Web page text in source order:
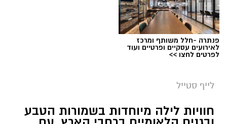
אלדה נתנאל / 09:24 07.08.26
פנתרה -חלל משותף ומרכז
לאירועים עסקיים ופרטיים ועוד
לפרטים לחצו >>
לייף סטייל
חוויות לילה מיוחדות בשמורות הטבע